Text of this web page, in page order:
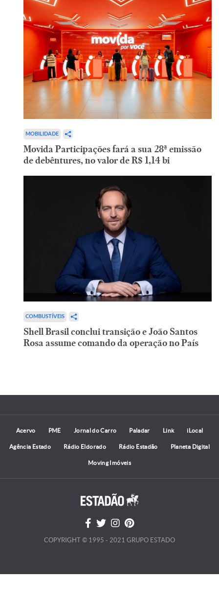
MOBILIDADE
Movida Participações fará a sua 28ª emissão
de debêntures, no valor de R$ 1,14 bi
COMBUSTÍVEIS
Shell Brasil conclui transição e João Santos
Rosa assume comando da operação no País
Acervo PME Jornal do Carro Paladar Link iLocal
Agência Estado Rádio Eldorado Rádio Estadão Planeta Digital
Moving Imóveis
COPYRIGHT © 1995 - 2021 GRUPO ESTADO